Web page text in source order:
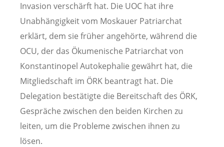
Invasion verschärft hat. Die UOC hat ihre
Unabhängigkeit vom Moskauer Patriarchat
erklärt, dem sie früher angehörte, während die
OCU, der das Ökumenische Patriarchat von
Konstantinopel Autokephalie gewährt hat, die
Mitgliedschaft im ÖRK beantragt hat. Die
Delegation bestätigte die Bereitschaft des ÖRK,
Gespräche zwischen den beiden Kirchen zu
leiten, um die Probleme zwischen ihnen zu
lösen.